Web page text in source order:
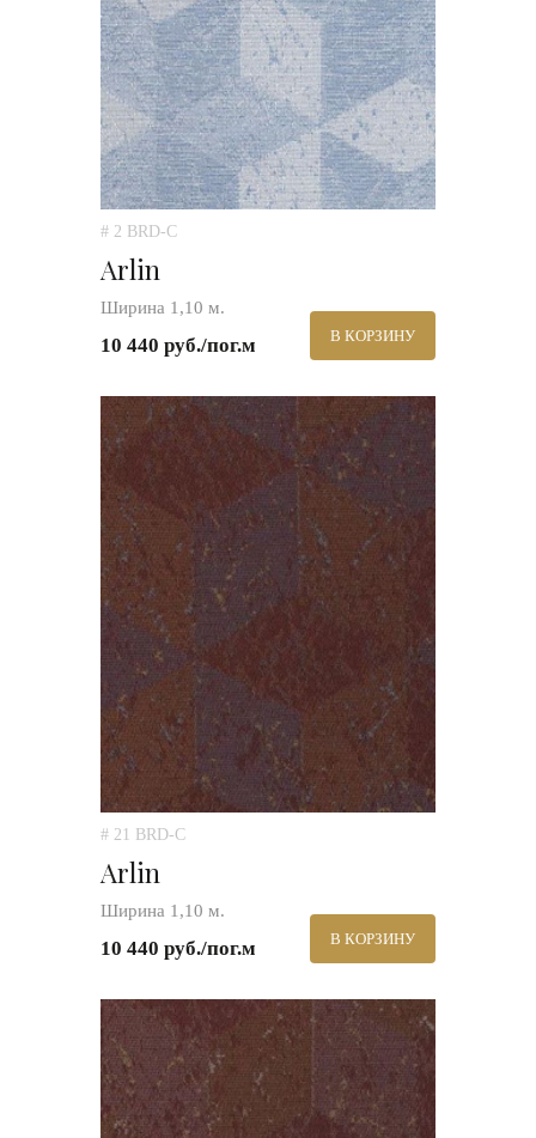
# 2 BRD-C
Arlin
Ширина 1,10 м.
10 440 руб./пог.м В КОРЗИНУ
# 21 BRD-C
Arlin
Ширина 1,10 м.
10 440 руб./пог.м В КОРЗИНУ